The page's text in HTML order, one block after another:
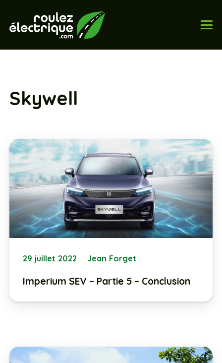
Skywell
29 juillet 2022 Jean Forget
Imperium SEV – Partie 5 – Conclusion